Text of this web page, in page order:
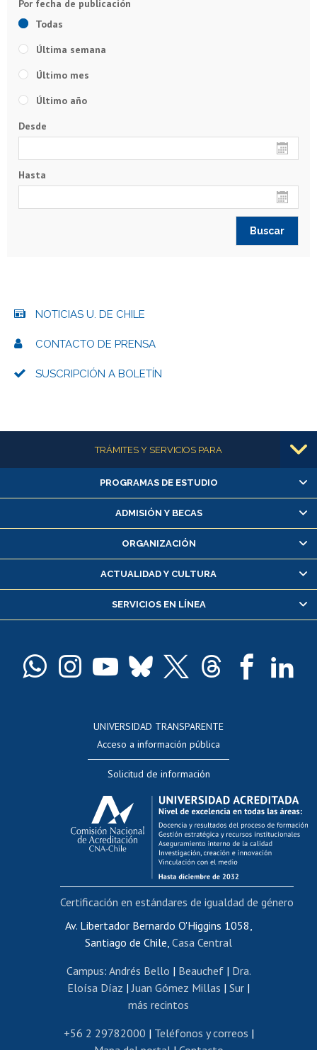
Todas
Última semana
Último mes
Último año
Desde
Hasta
NOTICIAS U. DE CHILE
CONTACTO DE PRENSA
SUSCRIPCIÓN A BOLETÍN
Más informaciónTRÁMITES Y SERVICIOS PARA
Alumnas/os y exalumnas/os
Matrícula en línea
Inscripción y cambio de asignaturas
Consulta y certificado de notas
Servicio médico y dental
Pago de arancel y crédito alumnos
Docentes
Perfeccionamiento
Editar Portafolio Académico
Evaluación docente
Calificación académica
Postulación al AUCAI
Funcionarias/os
Cursos internos de capacitación
Bienestar del personal
Portal de movilidad interna
Certificado de renta
Certificado de renta honorarios
Editar páginas blancas
Extranjeras/os
Revalidación y reconocimiento de títulos
PROGRAMAS DE ESTUDIO
ADMISIÓN Y BECAS
ORGANIZACIÓN
ACTUALIDAD Y CULTURA
SERVICIOS EN LÍNEA
UNIVERSIDAD TRANSPARENTE
Acceso a información pública
Solicitud de información
Av. Libertador Bernardo O'Higgins 1058,
Santiago de Chile, Casa Central
Campus: Andrés Bello | Beauchef| Dra.
Eloísa Díaz | Juan Gómez Millas | Sur |
más recintos
+56 2 29782000 | Teléfonos y correos |
Certificación en estándares de igualdad de género